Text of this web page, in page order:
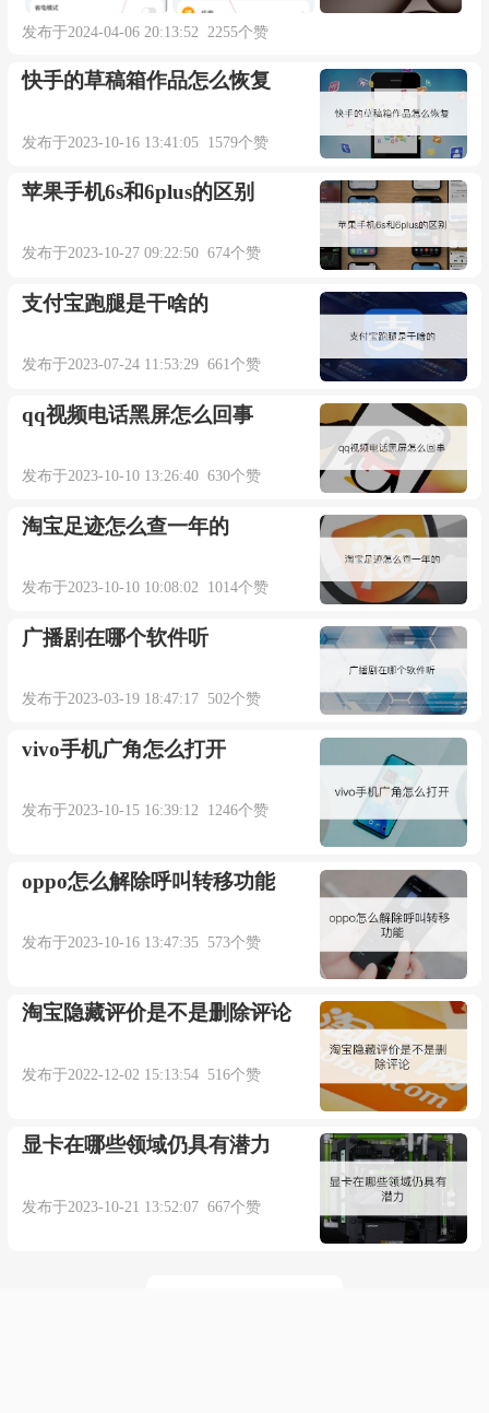
发布于2024-04-06 20:13:52 2255个赞
快手的草稿箱作品怎么恢复
发布于2023-10-16 13:41:05 1579个赞
苹果手机6s和6plus的区别
发布于2023-10-27 09:22:50 674个赞
支付宝跑腿是干啥的
发布于2023-07-24 11:53:29 661个赞
qq视频电话黑屏怎么回事
发布于2023-10-10 13:26:40 630个赞
淘宝足迹怎么查一年的
发布于2023-10-10 10:08:02 1014个赞
广播剧在哪个软件听
发布于2023-03-19 18:47:17 502个赞
vivo手机广角怎么打开
发布于2023-10-15 16:39:12 1246个赞
oppo怎么解除呼叫转移功能
发布于2023-10-16 13:47:35 573个赞
淘宝隐藏评价是不是删除评论
发布于2022-12-02 15:13:54 516个赞
显卡在哪些领域仍具有潜力
发布于2023-10-21 13:52:07 667个赞